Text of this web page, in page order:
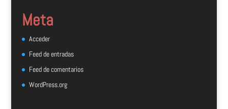
Meta
Acceder
Feed de entradas
Feed de comentarios
WordPress.org